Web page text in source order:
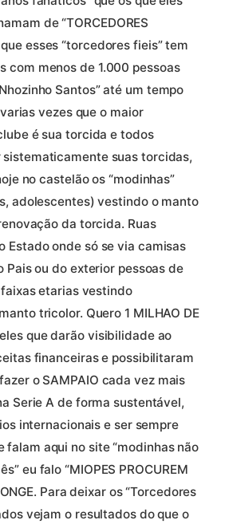
de “TORCEDORES
que esses “torcedores fieis” tem
com menos de 1.000 pessoas
Santos” até um tempo
vezes que o maior
é sua torcida e todos
suas torcidas,
no castelão os “modinhas”
adolescentes) vestindo o manto
da torcida. Ruas
Estado onde só se via camisas
Pais ou do exterior pessoas de
etarias vestindo
tricolor. Quero 1 MILHAO DE
que darão visibilidade ao
financeiras e possibilitaram
o SAMPAIO cada vez mais
Serie A de forma sustentável,
internacionais e ser sempre
falam aqui no site “modinhas não
eu falo “MIOPES PROCUREM
Para deixar os “Torcedores
vejam o resultados do que o